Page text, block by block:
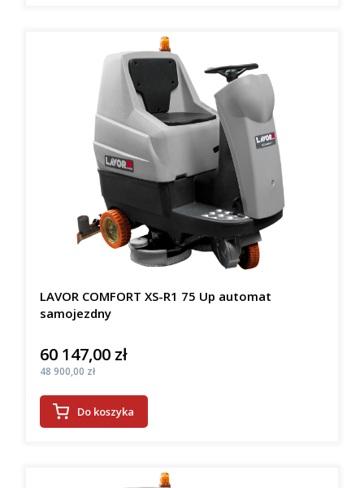
LAVOR COMFORT XS-R1 75 Up automat
samojezdny
Cena
60 147,00 zł
Cena
48 900,00 zł
Do koszyka